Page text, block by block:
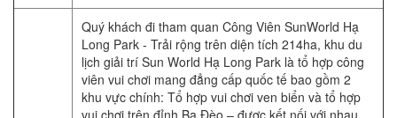
Quý khách đi tham quan Công Viên SunWorld Hạ
Long Park - Trải rộng trên diện tích 214ha, khu du
lịch giải trí Sun World Hạ Long Park là tổ hợp công
viên vui chơi mang đẳng cấp quốc tế bao gồm 2
khu vực chính: Tổ hợp vui chơi ven biển và tổ hợp
vui chơi trên đỉnh Ba Đèo – được kết nối với nhau